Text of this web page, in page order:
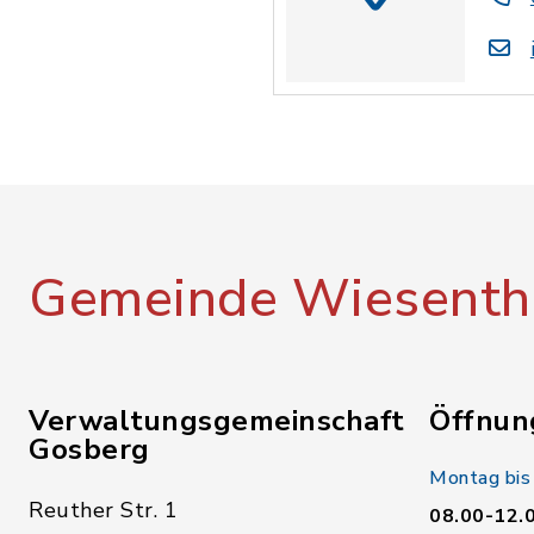
Gemeinde
Verwaltungsgemeinschaft
Gosberg
Reuther Str. 1
Montag
08.00-